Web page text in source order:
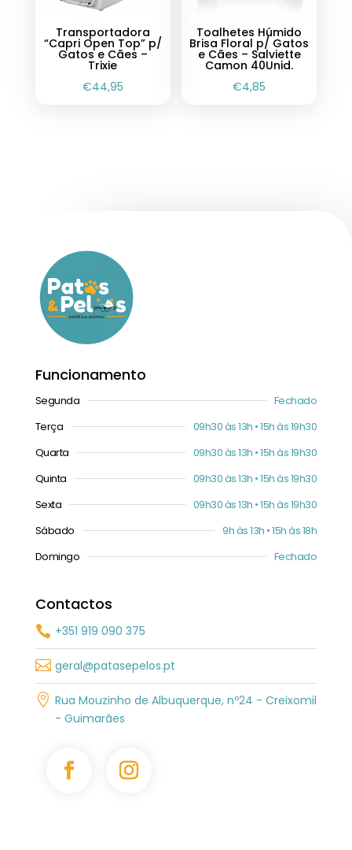
Transportadora
“Capri Open Top” p/
Gatos e Cães –
Trixie
€44,95
Toalhetes Húmido
Brisa Floral p/ Gatos
e Cães – Salviette
Camon 40Unid.
€4,85
Funcionamento
Segunda
Fechado
Terça
09h30 às 13h • 15h às 19h30
Quarta
09h30 às 13h • 15h às 19h30
Quinta
09h30 às 13h • 15h às 19h30
Sexta
09h30 às 13h • 15h às 19h30
Sábado
9h às 13h • 15h às 18h
Domingo
Fechado
Contactos
 +351 919 090 375
 geral@patasepelos.pt
 Rua Mouzinho de Albuquerque, nº24 - Creixomil
- Guimarães